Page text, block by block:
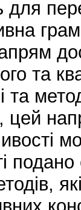
та
та
цей